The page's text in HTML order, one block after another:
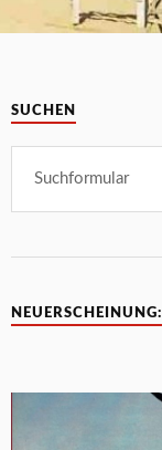
SUCHEN
NEUERSCHEINUNG: